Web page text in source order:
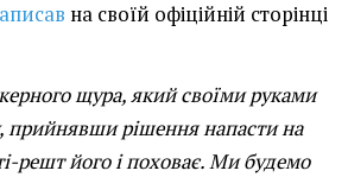
на своїй офіційній сторінці
щура, який своїми руками
прийнявши рішення напасти на
решт його і поховає. Ми будемо